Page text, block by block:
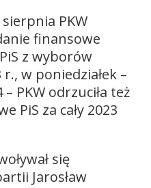
PKW
finansowe
z wyborów
w poniedziałek –
PKW odrzuciła też
PiS za cały 2023
się
Jarosław